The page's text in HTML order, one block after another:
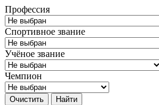
Профессия
Спортивное звание
Учёное звание
Чемпион